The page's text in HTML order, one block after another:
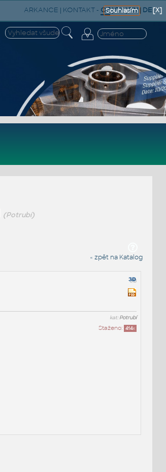
ARKANCE | KONTAKT- CZ|SK|EN| DE
(Potrubí)
« zpět na Katalog
kat:Potrubí
Staženo: 414x
[X]
Souhlasím